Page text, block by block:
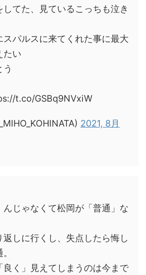
てた、見ているこっちも泣き
スパルスに来てくれた事に最大
たい
t.co/GSBq9NVxiW
2021, 8月
んじゃなくて松岡が「普通」な
しに行くし、失点したら悔し
良く」見えてしまうのは今まで